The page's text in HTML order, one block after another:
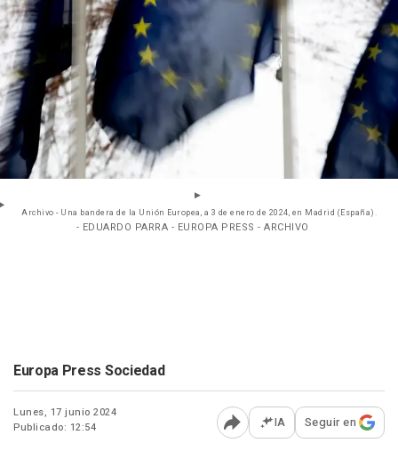
Archivo - Una bandera de la Unión Europea, a 3 de enero de 2024, en Madrid (España).
- EDUARDO PARRA - EUROPA PRESS - ARCHIVO
Europa Press Sociedad
Lunes, 17 junio 2024
Publicado: 12:54
Abrir opciones para
IA Seguir en